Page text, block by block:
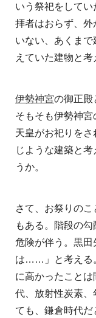
いう祭祀をして
拝者はおらず、外
いない、あくま
えていた建物と考
伊勢神宮の御正殿
そもそも伊勢神
天皇がお祀りを
じような建築と
うか。
さて、お祭りの
もある。階段の
危険が伴う。黒
は……」と考える
に高かったこと
代、放射性炭素
ても、鎌倉時代